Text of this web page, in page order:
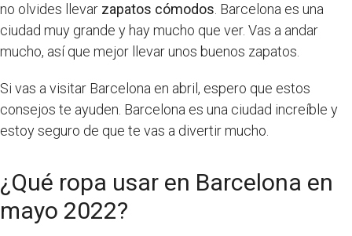
no olvides llevar zapatos cómodos . Barcelona es una
ciudad muy grande y hay mucho que ver. Vas a andar
mucho, así que mejor llevar unos buenos zapatos.
Si vas a visitar Barcelona en abril, espero que estos
consejos te ayuden. Barcelona es una ciudad increíble y
estoy seguro de que te vas a divertir mucho.
¿Qué ropa usar en Barcelona en
mayo 2022?